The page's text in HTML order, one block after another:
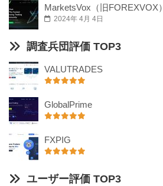
MarketsVox（旧FOREXVOX）
2024年 4月 4日
調査兵団評価 TOP3
VALUTRADES
GlobalPrime
FXPIG
ユーザー評価 TOP3